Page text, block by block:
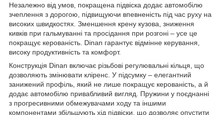
Незалежно від умов, покращена підвіска додає автомобілю
зчеплення з дорогою, підвищуючи впевненість під час руху на
високих швидкостях. Зменшення крену кузова, зниження
кивків при гальмуванні та просідання при розгоні – усе це
покращує керованість. Dinan гарантує відмінне керування,
високу продуктивність та комфорт.
Конструкція Dinan включає різьбові регулювальні кільця, що
дозволяють змінювати кліренс. У підсумку – елегантний
занижений профіль, який не лише покращує керованість, а й
додає автомобілю привабливий вигляд. Пружини у поєднанні
з прогресивними обмежувачами ходу та іншими
компонентами збільшують хід підвіски, що дозволяє опустити